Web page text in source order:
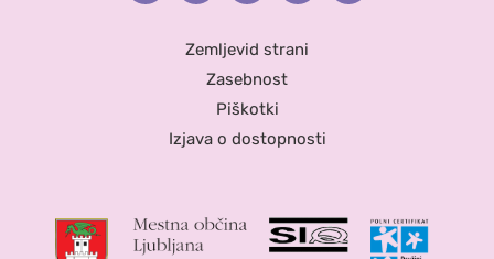
Zemljevid strani
Zasebnost
Piškotki
Izjava o dostopnosti